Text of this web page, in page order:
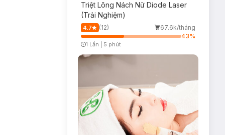
Triệt Lông Nách Nữ Diode Laser
(Trải Nghiệm)
4.7 (12)
67.6k/tháng
43%
1 Lần 5 phút